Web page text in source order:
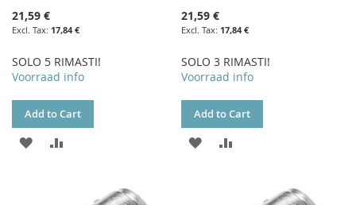
21,59 €
17,84 €
SOLO 5 RIMASTI!
Voorraad info
Add to Cart
ADD
COMPARE
21,59 €
17,84 €
SOLO 3 RIMASTI!
Voorraad info
Add to Cart
ADD
COMPARE